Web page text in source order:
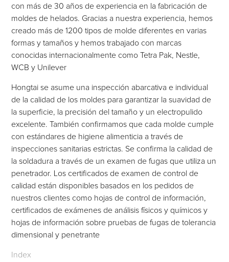
con más de 30 años de experiencia en la fabricación de
moldes de helados. Gracias a nuestra experiencia, hemos
creado más de 1200 tipos de molde diferentes en varias
formas y tamaños y hemos trabajado con marcas
conocidas internacionalmente como Tetra Pak, Nestle,
WCB y Unilever
Hongtai se asume una inspección abarcativa e individual
de la calidad de los moldes para garantizar la suavidad de
la superficie, la precisión del tamaño y un electropulido
excelente. También confirmamos que cada molde cumple
con estándares de higiene alimenticia a través de
inspecciones sanitarias estrictas. Se confirma la calidad de
la soldadura a través de un examen de fugas que utiliza un
penetrador. Los certificados de examen de control de
calidad están disponibles basados en los pedidos de
nuestros clientes como hojas de control de información,
certificados de exámenes de análisis físicos y químicos y
hojas de información sobre pruebas de fugas de tolerancia
dimensional y penetrante
Index